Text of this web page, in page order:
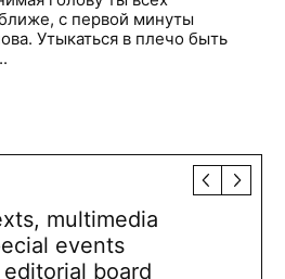
с первой минуты
Утыкаться в плечо быть
multimedia
events
board